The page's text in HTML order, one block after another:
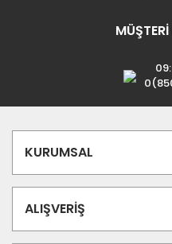
KURUMSAL
ALIŞVERİŞ